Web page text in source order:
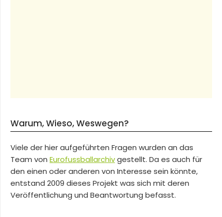
Warum, Wieso, Weswegen?
Viele der hier aufgeführten Fragen wurden an das
Team von Eurofussballarchivgestellt. Da es auch für
den einen oder anderen von Interesse sein könnte,
entstand 2009 dieses Projekt was sich mit deren
Veröffentlichung und Beantwortung befasst.